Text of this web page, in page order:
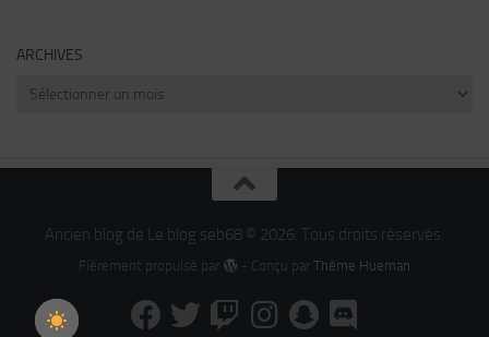
ARCHIVES
Archives
Ancien blog de Le blog seb68 © 2026. Tous droits réservés.
Fièrement propulsé par - Conçu par Thème Hueman